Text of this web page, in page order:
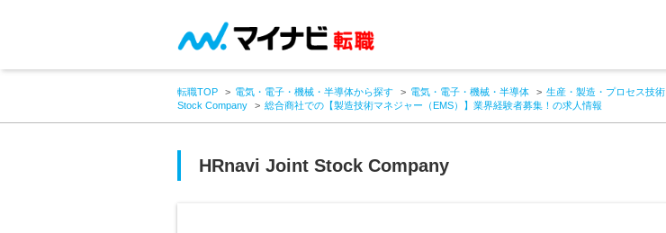
転職TOP 電気・電子・機械・半導体から探す 電気・電子・機械・半導体 生産・製造・プロセス技術
Stock Company
総合商社での【製造技術マネジャー（EMS）】業界経験者募集！の求人情報
HRnavi Joint Stock Company